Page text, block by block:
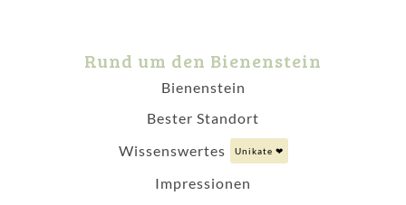
Rund um den Bienenstein
Bienenstein
Bester Standort
Wissenswertes
Unikate ❤
Impressionen